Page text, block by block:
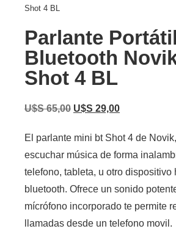
Shot 4 BL
Parlante Portátil
Bluetooth
Shot 4 BL
U$S65,00 U$S 29,00
El parlante mini bt Shot 4 de
escuchar música de forma
telefono, tableta, u otro dispositivo
bluetooth. Ofrece un sonido
mícrófono incorporado te permite
llamadas desde un telefono movil.